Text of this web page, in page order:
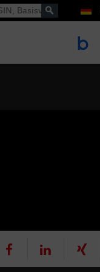
mitteilen